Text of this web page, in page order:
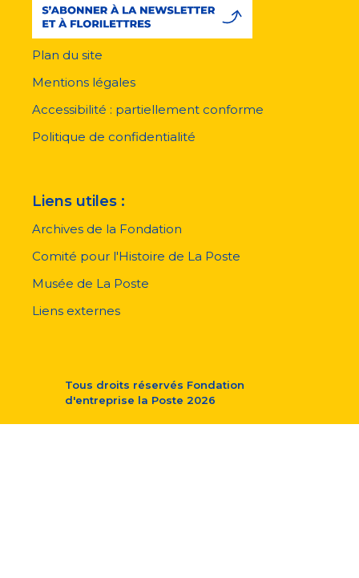
pied
page
Plan du site
Mentions légales
Accessibilité : partiellement conforme
Politique de confidentialité
Liens utiles :
Archives de la Fondation
Comité pour l'Histoire de La Poste
Musée de La Poste
Liens externes
Tous droits réservés Fondation
d'entreprise la Poste 2026